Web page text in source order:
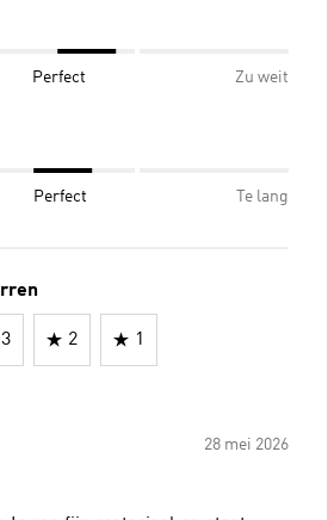
Perfect Zu weit
Perfect Te lang
3 2 1
28 mei 2026